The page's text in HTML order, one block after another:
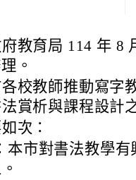
教育局 114 年 8
。
校教師推動寫字
賞析與課程設計
次：
本市對書法教學